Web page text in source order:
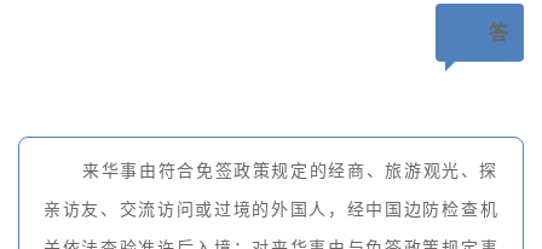
答
来华事由符合免签政策规定的经商、旅游观光、探
亲访友、交流访问或过境的外国人，经中国边防检查机